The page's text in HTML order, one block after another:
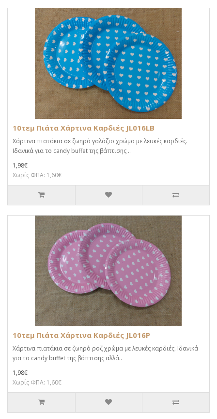
10τεμ Πιάτα Χάρτινα Καρδιές JL016LB
Χάρτινα πιατάκια σε ζωηρό γαλάζιο χρώμα με λευκές καρδιές.
Ιδανικά για το candy buffet της βάπτισης ..
1,98€
Χωρίς ΦΠΑ: 1,60€
10τεμ Πιάτα Χάρτινα Καρδιές JL016P
Χάρτινα πιατάκια σε ζωηρό ροζ χρώμα με λευκές καρδιές. Ιδανικά
για το candy buffet της βάπτισης αλλά..
1,98€
Χωρίς ΦΠΑ: 1,60€